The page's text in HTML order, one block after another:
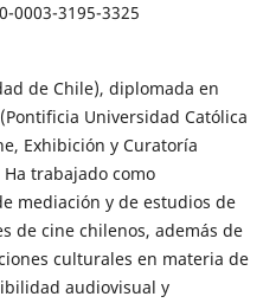
0003-3195-3325
de Chile), diplomada en
Universidad Católica
Exhibición y Curatoría
trabajado como
mediación y de estudios de
de cine chilenos, además de
culturales en materia de
audiovisual y